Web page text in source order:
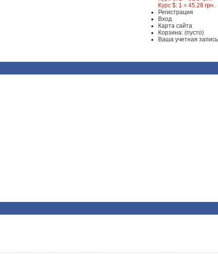
Курс $: 1 = 45.28 грн.
Регистрация
Вход
Карта сайта
Корзина: (пусто)
Ваша учетная запись